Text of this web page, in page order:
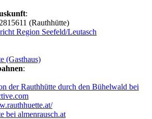
:
(Rauthhütte)
Region Seefeld/Leutasch
(Gasthaus)
:
der Rauthhütte durch den Bühelwald bei
bei almenrausch.at